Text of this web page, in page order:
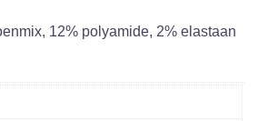
12% polyamide, 2% elastaan